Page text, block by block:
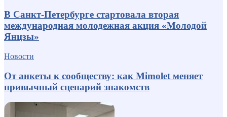
В Санкт-Петербурге стартовала вторая
международная молодежная акция «Молодой
Янцзы»
Новости
От анкеты к сообществу: как Mimolet меняет
привычный сценарий знакомств